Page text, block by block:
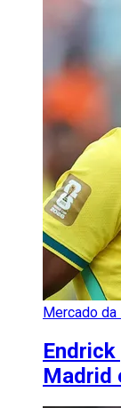
Mercado da
Madrid